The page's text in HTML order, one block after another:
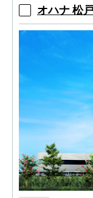
オハナ 松